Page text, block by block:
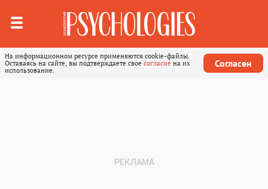
На информационном ресурсе применяются cookie-файлы.
Оставаясь на сайте, вы подтверждаете свое согласие на их
использование.
Согласен